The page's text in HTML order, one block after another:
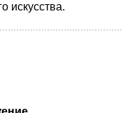
искусства.